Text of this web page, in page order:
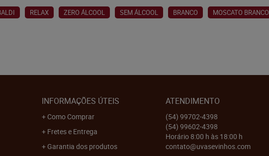
RELAX ZERO ÁLCOOL SEM ÁLCOOL BRANCO MOSCATO BRANCO
INFORMAÇÕES ÚTEIS
Como Comprar
Fretes e Entrega
Garantia dos produtos
ATENDIMENTO
(54) 99702-4398
(54) 99602-4398
Horário 8:00 h às 18:00 h
contato@uvasevinhos.com